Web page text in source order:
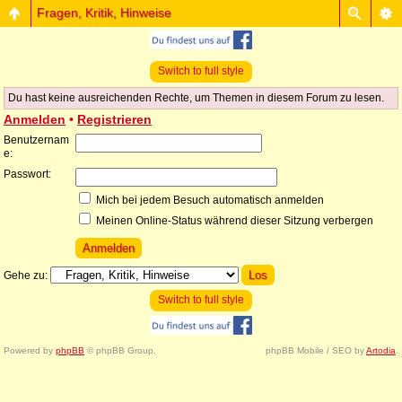
Fragen, Kritik, Hinweise
Switch to full style
Du hast keine ausreichenden Rechte, um Themen in diesem Forum zu lesen.
Anmelden • Registrieren
Benutzernam
e:
Passwort:
Mich bei jedem Besuch automatisch anmelden
Meinen Online-Status während dieser Sitzung verbergen
Gehe zu:
Switch to full style
Powered by phpBB © phpBB Group. phpBB Mobile / SEO byArtodia